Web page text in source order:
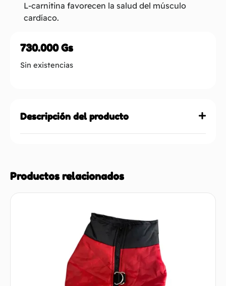
L-carnitina favorecen la salud del músculo
cardíaco.
730.000Gs
Sin existencias
Descripción del producto
Productos relacionados